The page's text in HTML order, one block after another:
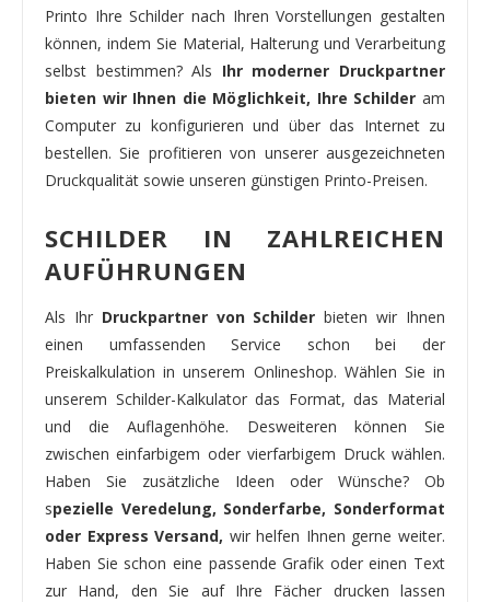
Printo Ihre Schilder nach Ihren Vorstellungen gestalten
können, indem Sie Material, Halterung und Verarbeitung
selbst bestimmen? Als Ihr moderner Druckpartner
bieten wir Ihnen die Möglichkeit, Ihre Schilder am
Computer zu konfigurieren und über das Internet zu
bestellen. Sie profitieren von unserer ausgezeichneten
Druckqualität sowie unseren günstigen Printo-Preisen.
SCHILDER IN ZAHLREICHEN
AUFÜHRUNGEN
Als Ihr Druckpartner von Schilderbieten wir Ihnen
einen umfassenden Service schon bei der
Preiskalkulation in unserem Onlineshop. Wählen Sie in
unserem Schilder-Kalkulator das Format, das Material
und die Auflagenhöhe. Desweiteren können Sie
zwischen einfarbigem oder vierfarbigem Druck wählen.
Haben Sie zusätzliche Ideen oder Wünsche? Ob
spezielle Veredelung, Sonderfarbe, Sonderformat
oder Express Versand, wir helfen Ihnen gerne weiter.
Haben Sie schon eine passende Grafik oder einen Text
zur Hand, den Sie auf Ihre Fächer drucken lassen